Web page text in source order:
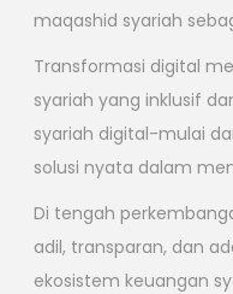
maqashid syariah
Transformasi digital
syariah yang inklusif
syariah digital-mulai
solusi nyata dalam
Di tengah
adil, transparan, dan
ekosistem keuangan